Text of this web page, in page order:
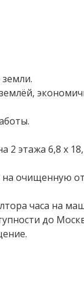
2 этажа 6,8 х
очищенную от
часа на
до